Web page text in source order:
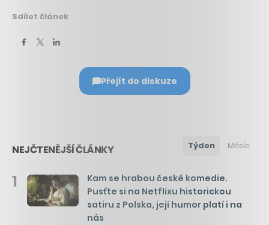
Sdílet článek
Přejít do diskuze
NEJČTENĚJŠÍ ČLÁNKY Týden Měsíc
1
Kam se hrabou české komedie.
Pusťte si na Netflixu historickou
satiru z Polska, její humor platí i na
nás